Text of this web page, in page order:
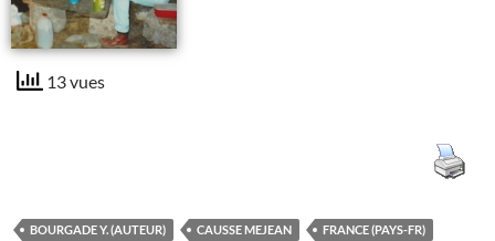
13 vues
BOURGADE Y. (AUTEUR) CAUSSE MEJEAN
FRANCE (PAYS-FR)